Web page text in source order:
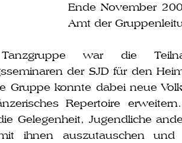
Ende November
Amt der
war die
der SJD für den
Gruppe konn­te dabei neue
Repertoire
Gelegenheit, Jugendliche
ihnen aus­zu­tau­schen